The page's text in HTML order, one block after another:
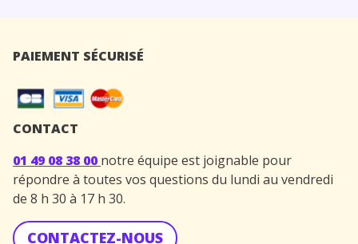
PAIEMENT SÉCURISÉ
CONTACT
01 49 08 38 00 notre équipe est joignable pour
répondre à toutes vos questions du lundi au vendredi
de 8 h 30 à 17 h 30.
CONTACTEZ-NOUS